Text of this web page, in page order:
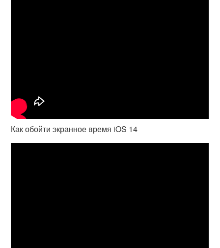
Как обойти экранное время iOS 14